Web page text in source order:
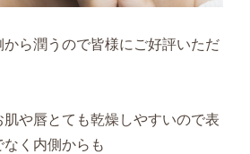
ら潤うので皆様にご好評いただ
や唇とても乾燥しやすいので表
く内側からも